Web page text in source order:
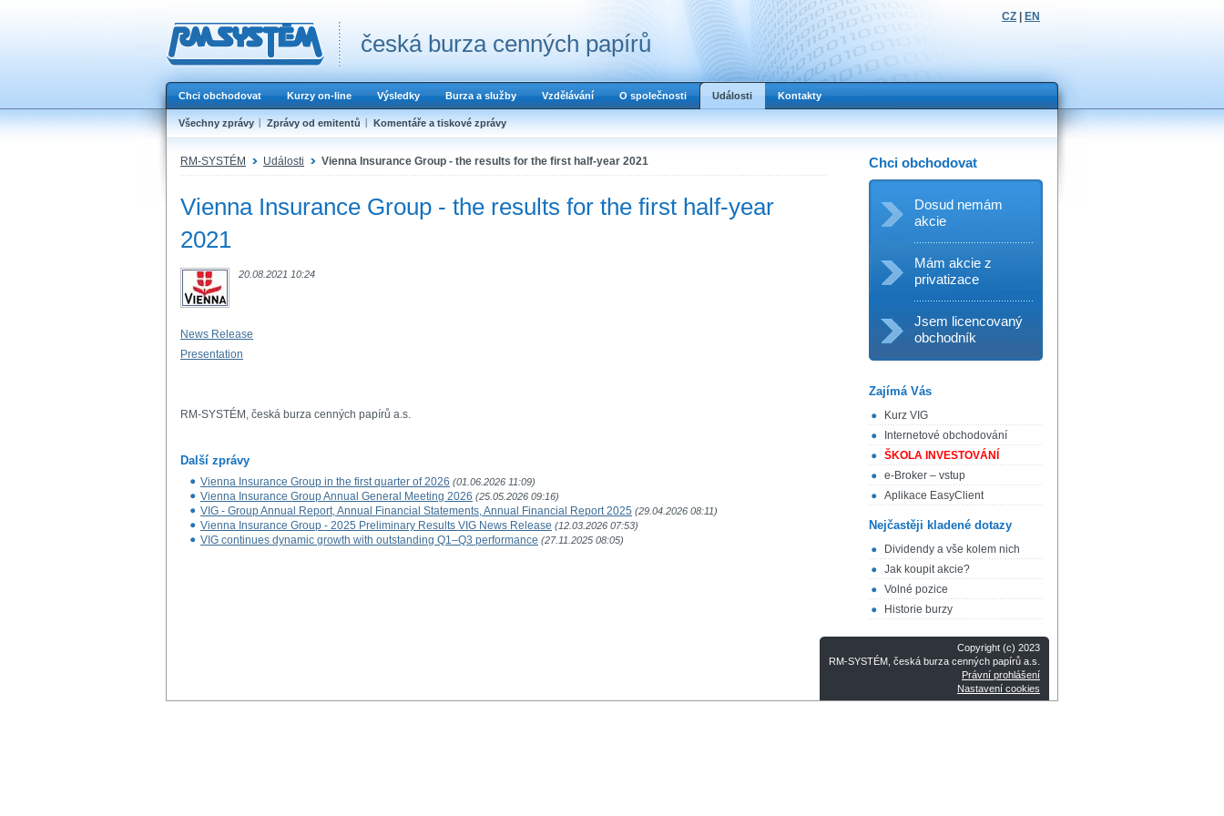
česká burza cenných papírů
CZ EN
Chci obchodovat Kurzy on-line Výsledky Burza a služby Vzdělávání O společnosti Události Kontakty
Všechny zprávy Zprávy od emitentů Komentáře a tiskové zprávy
RM-SYSTÉM Události Vienna Insurance Group - the results for the first half-year 2021
Vienna Insurance Group - the results for the first half-year
2021
20.08.2021 10:24
News Release
Presentation
RM-SYSTÉM, česká burza cenných papírů a.s.
Další zprávy
Vienna Insurance Group in the first quarter of 2026 (01.06.2026 11:09)
Vienna Insurance Group Annual General Meeting 2026 (25.05.2026 09:16)
VIG - Group Annual Report, Annual Financial Statements, Annual Financial Report 2025 (29.04.2026 08:11)
Vienna Insurance Group - 2025 Preliminary Results VIG News Release (12.03.2026 07:53)
VIG continues dynamic growth with outstanding Q1–Q3 performance (27.11.2025 08:05)
Chci obchodovat
Dosud nemám
akcie
Mám akcie z
privatizace
Jsem licencovaný
obchodník
Zajímá Vás
Kurz VIG
Internetové obchodování
ŠKOLA INVESTOVÁNÍ
e-Broker – vstup
Aplikace EasyClient
Nejčastěji kladené dotazy
Dividendy a vše kolem nich
Jak koupit akcie?
Volné pozice
Historie burzy
Copyright (c) 2023
RM-SYSTÉM, česká burza cenných papírů a.s.
Právní prohlášení
Nastavení cookies